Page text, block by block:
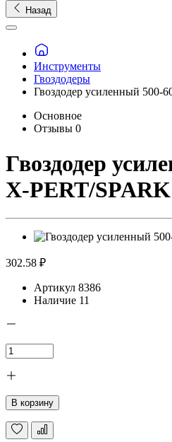
Назад
Инструменты
Гвоздодеры
Гвоздодер усиленный 500-
Основное
Отзывы 0
Гвоздодер
X-PERT/
302.58 ₽
Артикул 8386
Наличие 11
В корзину